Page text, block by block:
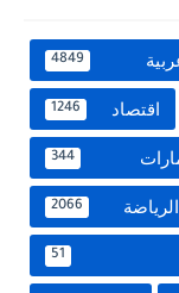
4849
اقتصاد 1246
344
الرياضة 2066
51